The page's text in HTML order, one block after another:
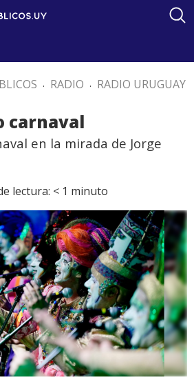
. RADIO . RADIO URUGUAY
carnaval
en la mirada de Jorge
lectura: < 1 minuto